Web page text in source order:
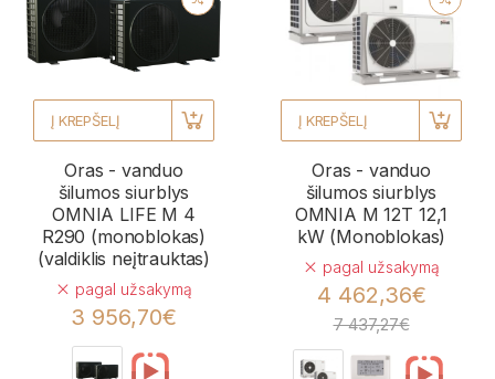
Į KREPŠELĮ
Oras - vanduo
šilumos siurblys
OMNIA LIFE M 4
R290 (monoblokas)
(valdiklis neįtrauktas)
pagal užsakymą
3 956,70€
Į KREPŠELĮ
Oras - vanduo
šilumos siurblys
OMNIA M 12T 12,1
kW (Monoblokas)
pagal užsakymą
4 462,36€
7 437,27€